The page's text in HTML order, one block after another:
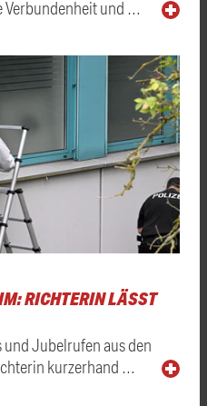
Verbundenheit und …
RICHTERIN LÄSST
Jubelrufen aus den
kurzerhand …